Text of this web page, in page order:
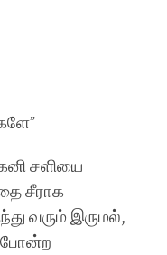
கனி சளியை
சீராக
வரும் இருமல்,
போன்ற